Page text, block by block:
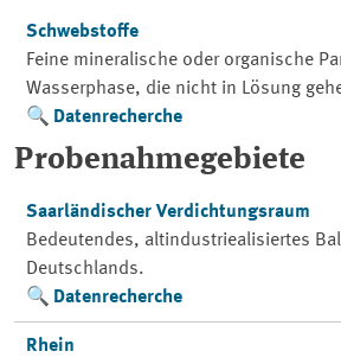
Schwebstoffe
Feine mineralische oder organische
Wasserphase, die nicht in Lösung
Datenrecherche
Probenahmegebiete
Saarländischer Verdichtungsraum
Bedeutendes, altindustriealisiertes
Deutschlands.
Datenrecherche
Rhein